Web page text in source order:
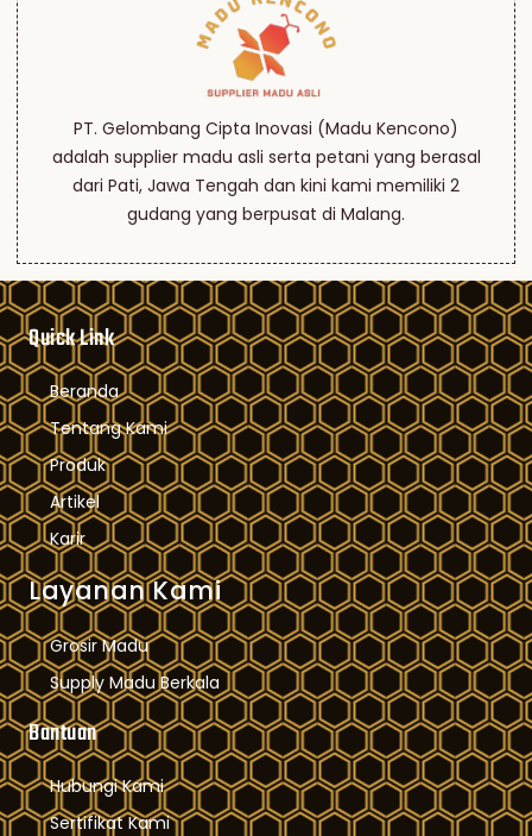
PT. Gelombang Cipta Inovasi (Madu Kencono)
adalah supplier madu asli serta petani yang berasal
dari Pati, Jawa Tengah dan kini kami memiliki 2
gudang yang berpusat di Malang.
Quick Link
Beranda
Tentang Kami
Produk
Artikel
Karir
Layanan Kami
Grosir Madu
Supply Madu Berkala
Bantuan
Hubungi Kami
Sertifikat Kami